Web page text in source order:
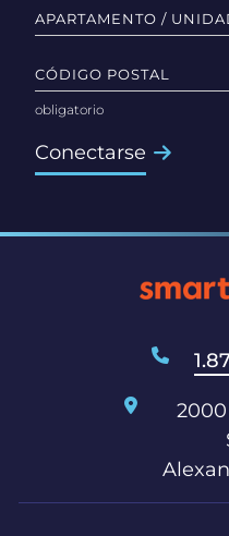
APARTAMENTO /
CÓDIGO POSTAL
Conectarse